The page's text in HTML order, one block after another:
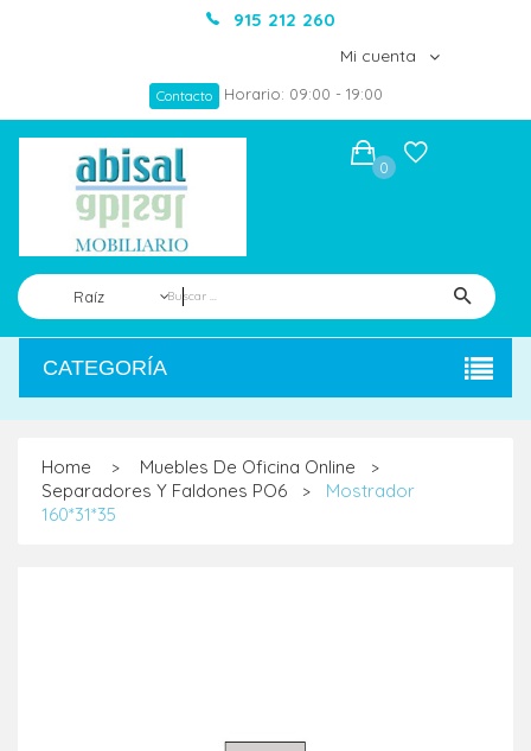
915 212 260
Mi cuenta
Contacto Horario: 09:00 - 19:00
Raíz
0
CATEGORÍA
Home > Muebles De Oficina Online >
Separadores Y Faldones PO6 >
Mostrador
160*31*35